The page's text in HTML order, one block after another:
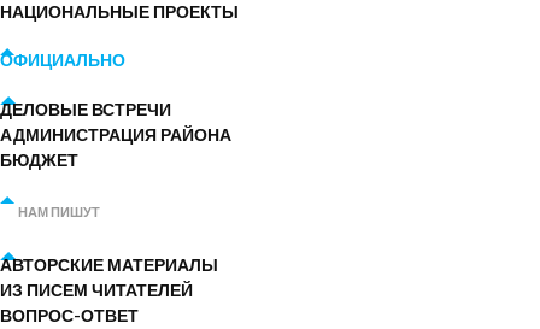
НАЦИОНАЛЬНЫЕ ПРОЕКТЫ
ОФИЦИАЛЬНО
ДЕЛОВЫЕ ВСТРЕЧИ
АДМИНИСТРАЦИЯ РАЙОНА
БЮДЖЕТ
НАМ ПИШУТ
АВТОРСКИЕ МАТЕРИАЛЫ
ИЗ ПИСЕМ ЧИТАТЕЛЕЙ
ВОПРОС-ОТВЕТ